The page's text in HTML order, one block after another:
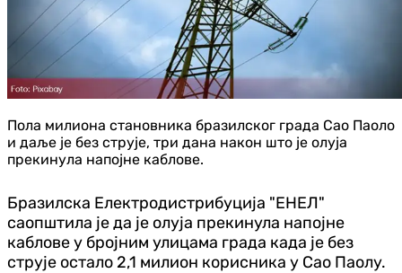
Пола милиона становника бразилског града Сао Паоло
и даље је без струје, три дана након што је олуја
прекинула напојне каблове.
Бразилска Електродистрибуција "ЕНЕЛ"
саопштила је да је олуја прекинула напојне
каблове у бројним улицама града када је без
струје остало 2,1 милион корисника у Сао Паолу.